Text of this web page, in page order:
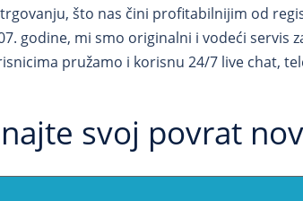
što nas čini profitabilnijim od
godine, mi smo originalni i vodeći servis
pružamo i korisnu 24/7 live chat,
svoj povrat